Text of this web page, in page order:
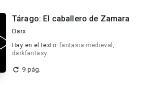
Tárago: El caballero de Zamara
Darx
Hay en el texto: fantasia medieval ,
darkfantasy
9 pág.